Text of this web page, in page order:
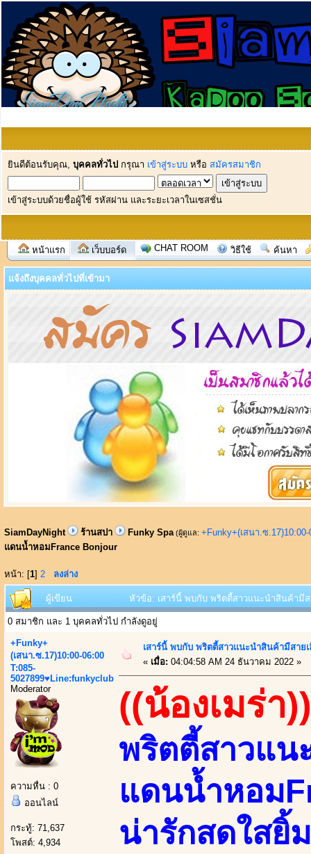
ยินดีต้อนรับคุณ, บุคคลทั่วไป กรุณา เข้าสู่ระบบ หรือ สมัครสมาชิก
เข้าสู่ระบบด้วยชื่อผู้ใช้ รหัสผ่าน และระยะเวลาในเซสชั่น
หน้าแรก เว็บบอร์ด CHAT ROOM วิธีใช้ ค้นหา
แจ้งถึงบุคคลทั่วไปที่เข้ามา
SiamDayNight ร้านสปา Funky Spa (ผู้ดูแล: +Funky+(เสนา.ซ
แดนน้ำหอมFrance Bonjour
หน้า: [1] 2 ลงล่าง
ผู้เขียน หัวข้อ: เสาร์นี้ พบกับ พริตตี้สาวแนะนำสินค้ามี
0 สมาชิก และ 1 บุคคลทั่วไป กำลังดูอยู่
+Funky+
(เสนา.ซ.17)10:00-06:00
T:085-
5027899♥Line:funkyclub
Moderator
ความหื่น : 0
ออนไลน์
กระทู้: 71,637
โพสต์: 4,934
เสาร์นี้ พบกับ พริตตี้สาวแนะนำสินค้ามีสา
« เมื่อ: 04:04:58 AM 24 ธันวาคม 2022 »
((น้องเมร่า))
พริตตี้สาวแน
แดนน้ำหอม
น่ารักสดใสยิ้